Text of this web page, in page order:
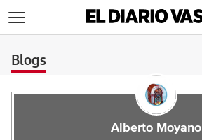
Blogs
Alberto Moyano